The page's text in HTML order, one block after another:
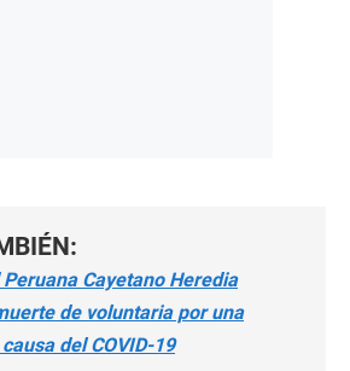
Cayetano Heredia
de voluntaria por una
del COVID-19